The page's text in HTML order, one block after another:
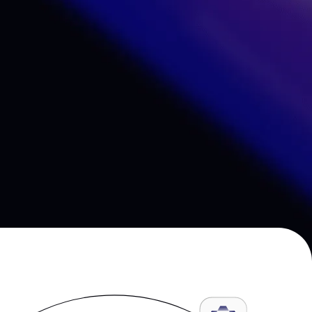
solutions. Sewan
Télécoms pour